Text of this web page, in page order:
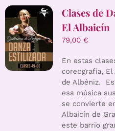
Clases de
El Albaicín
79,00 €
En estas
coreografía,
de Albéniz.
esa música
se convierte
Albaicín de
este barrio